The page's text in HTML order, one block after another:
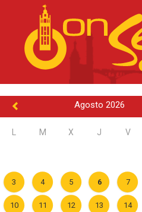
Agosto 2026
M X J V
3 4 5 6 7
10 11 12 13 14